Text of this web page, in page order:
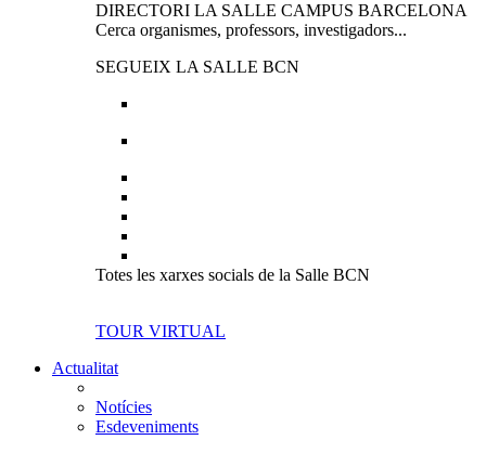
DIRECTORI LA SALLE CAMPUS BARCELONA
Cerca organismes, professors, investigadors...
SEGUEIX LA SALLE BCN
Totes les xarxes socials de la Salle BCN
TOUR VIRTUAL
Actualitat
Notícies
Esdeveniments